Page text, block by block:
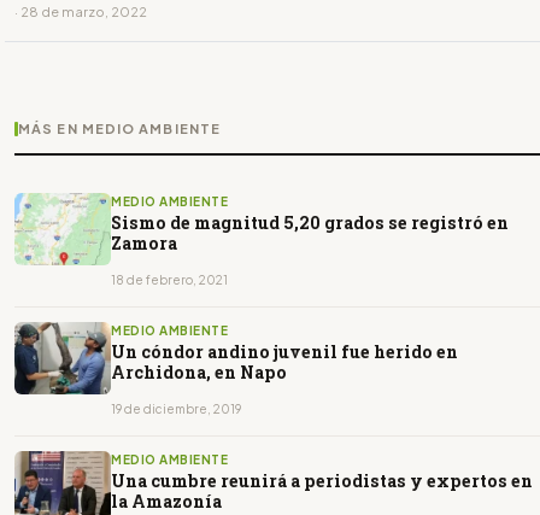
· 28 de marzo, 2022
MÁS EN MEDIO AMBIENTE
MEDIO AMBIENTE
Sismo de magnitud 5,20 grados se registró en
Zamora
18 de febrero, 2021
MEDIO AMBIENTE
Un cóndor andino juvenil fue herido en
Archidona, en Napo
19 de diciembre, 2019
MEDIO AMBIENTE
Una cumbre reunirá a periodistas y expertos en
la Amazonía